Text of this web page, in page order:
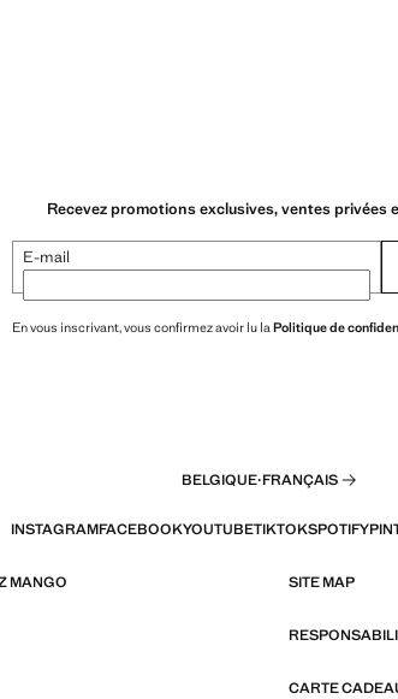
Recevez promotions exclusives, ventes privées
E-mail
En vous inscrivant, vous confirmez avoir lu laPolitique de
BELGIQUE·FRANÇAIS
INSTAGRAMFACEBOOKYOUTUBETIKTOKSPOTIFY
MANGO SITE MAP
CARTE